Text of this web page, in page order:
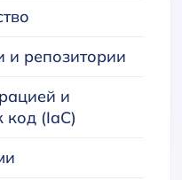
и репозитории
и
код (IaC)